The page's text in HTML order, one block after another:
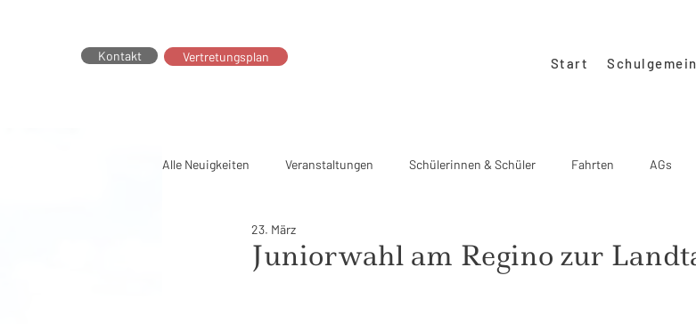
Kontakt Vertretungsplan Start
Alle Neuigkeiten Veranstaltungen Schülerinnen & Schüler Fahrten AGs
Fachschaften
Juniorwahl am Regino zur
23. März